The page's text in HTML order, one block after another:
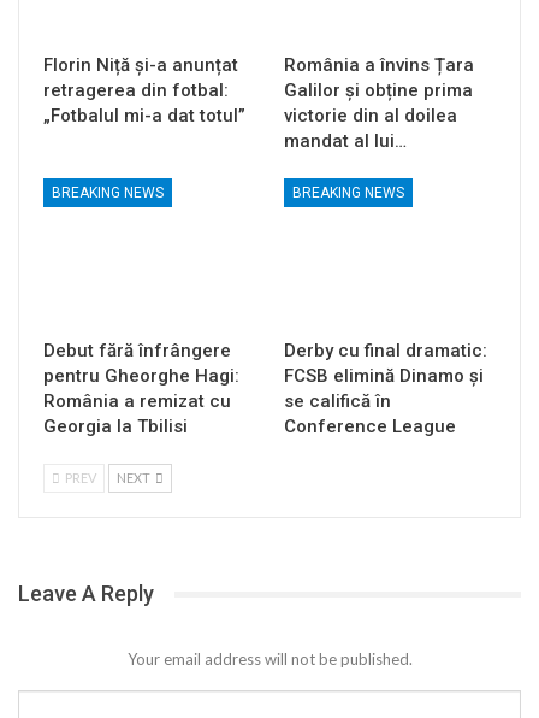
Florin Niță și-a anunțat
retragerea din fotbal:
„Fotbalul mi-a dat totul”
România a învins Țara
Galilor și obține prima
victorie din al doilea
mandat al lui…
BREAKING NEWS
Debut fără înfrângere
pentru Gheorghe Hagi:
România a remizat cu
Georgia la Tbilisi
BREAKING NEWS
Derby cu final dramatic:
FCSB elimină Dinamo și
se califică în
Conference League
PREV NEXT
Leave A Reply
Your email address will not be published.